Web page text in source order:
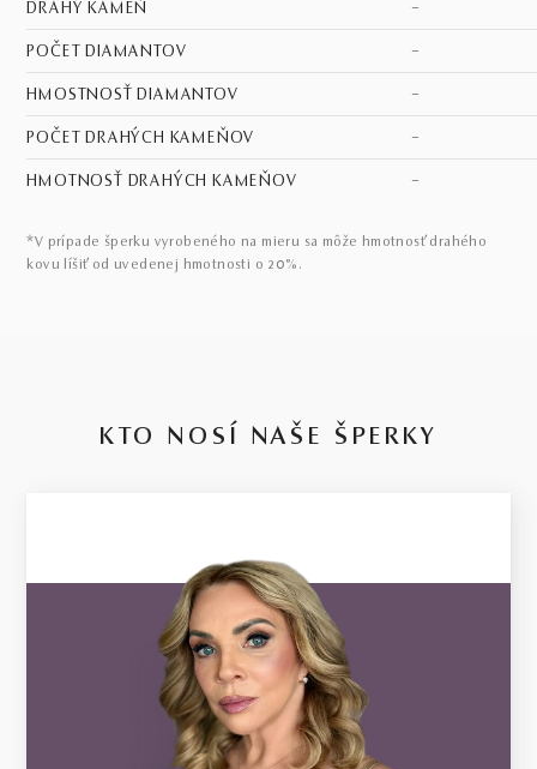
DRAHÝ KAMEŇ –
POČET DIAMANTOV –
HMOSTNOSŤ DIAMANTOV –
POČET DRAHÝCH KAMEŇOV –
HMOTNOSŤ DRAHÝCH KAMEŇOV –
*V prípade šperku vyrobeného na mieru sa môže hmotnosť drahého
kovu líšiť od uvedenej hmotnosti o 20%.
KTO NOSÍ NAŠE ŠPERKY